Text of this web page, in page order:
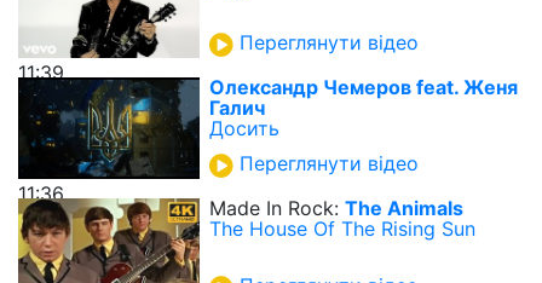
11:39
Переглянути відео
11:36
Олександр Чемеров feat. Женя
Галич
Досить
Переглянути відео
Made In Rock: The Animals
The House Of The Rising Sun